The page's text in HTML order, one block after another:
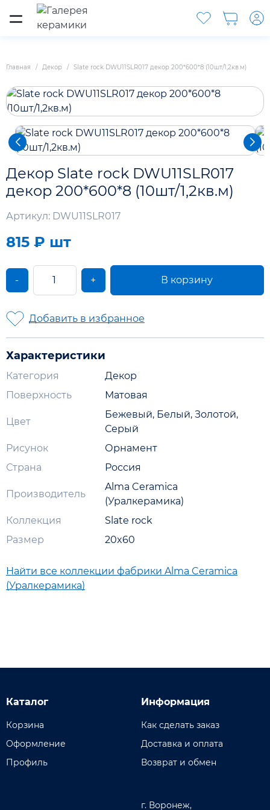
Главная Декор Slate rock DWU11SLR017 декор 200*600*8 (10шт/1,2кв.м)
Декор Slate rock DWU11SLR017
декор 200*600*8 (10шт/1,2кв.м)
Артикул: DWU11SLR017
815 ₽ шт
- + В корзину
Добавить в избранное
Характеристики
Категория
Декор
Поверхность
Матовая
Цвет
Бежевый, Белый, Золотой,
Серый
Рисунок
Орнамент
Страна
Россия
Производитель
Alma Ceramica
(Уралкерамика)
Коллекция
Slate rock
Размер
20x60
Найти все коллекции фабрики Alma Ceramica
(Уралкерамика)
г. Воронеж,
Каталог
Корзина
Оформление
Профиль
Информация
Как сделать заказ
Доставка и оплата
Возврат и обмен